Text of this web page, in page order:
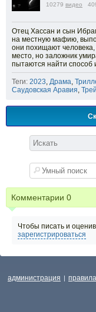
10279 видео
Отец Хассан и сын
на местную мафию,
они похищают
место, но заложник
пытаются найти способ
Теги: 2023 Драма
Саудовская Аравия
Комментарии 0
Чтобы писать и
зарегистрироваться
администрация | правила